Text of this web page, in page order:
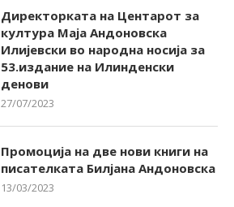
Директорката на Центарот за
култура Маја Андоновска
Илијевски во народна носија за
53.издание на Илинденски
денови
27/07/2023
Промоција на две нови книги на
писателката Билјана Андоновска
13/03/2023